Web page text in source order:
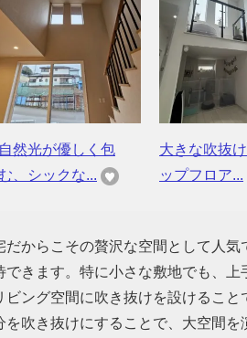
自然光が優しく包
む、シックな...
大きな吹抜
ップフロア...
だからこその贅沢な空間として人
できます。特に小さな敷地でも、
ビング空間に吹き抜けを設けるこ
を吹き抜けにすることで、大空間